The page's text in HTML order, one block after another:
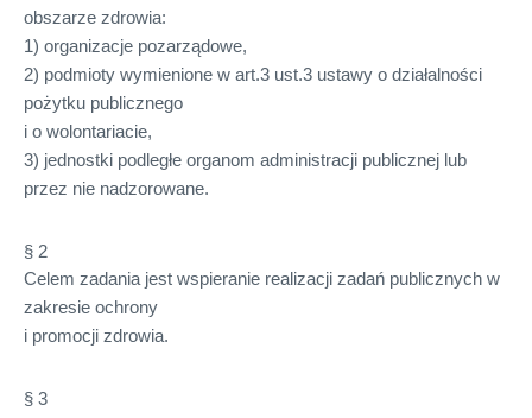
obszarze zdrowia:
1) organizacje pozarządowe,
2) podmioty wymienione w art.3 ust.3 ustawy o działalności
pożytku publicznego
i o wolontariacie,
3) jednostki podległe organom administracji publicznej lub
przez nie nadzorowane.
§ 2
Celem zadania jest wspieranie realizacji zadań publicznych w
zakresie ochrony
i promocji zdrowia.
§ 3